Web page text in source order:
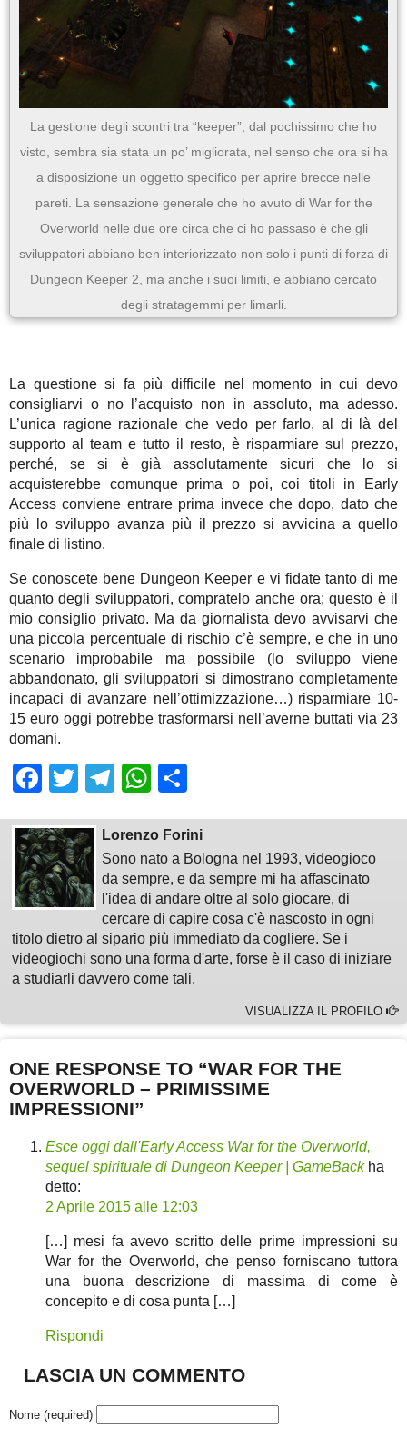
La gestione degli scontri tra “keeper”, dal pochissimo che ho
visto, sembra sia stata un po’ migliorata, nel senso che ora si ha
a disposizione un oggetto specifico per aprire brecce nelle
pareti. La sensazione generale che ho avuto di War for the
Overworld nelle due ore circa che ci ho passaso è che gli
sviluppatori abbiano ben interiorizzato non solo i punti di forza di
Dungeon Keeper 2, ma anche i suoi limiti, e abbiano cercato
degli stratagemmi per limarli.
La questione si fa più difficile nel momento in cui devo
consigliarvi o no l’acquisto non in assoluto, ma adesso.
L’unica ragione razionale che vedo per farlo, al di là del
supporto al team e tutto il resto, è risparmiare sul prezzo,
perché, se si è già assolutamente sicuri che lo si
acquisterebbe comunque prima o poi, coi titoli in Early
Access conviene entrare prima invece che dopo, dato che
più lo sviluppo avanza più il prezzo si avvicina a quello
finale di listino.
Se conoscete bene Dungeon Keeper e vi fidate tanto di me
quanto degli sviluppatori, compratelo anche ora; questo è il
mio consiglio privato. Ma da giornalista devo avvisarvi che
una piccola percentuale di rischio c’è sempre, e che in uno
scenario improbabile ma possibile (lo sviluppo viene
abbandonato, gli sviluppatori si dimostrano completamente
incapaci di avanzare nell’ottimizzazione…) risparmiare 10-
15 euro oggi potrebbe trasformarsi nell’averne buttati via 23
domani.
Facebook
TwitterTelegram
WhatsApp
Lorenzo Forini
Sono nato a Bologna nel 1993, videogioco
da sempre, e da sempre mi ha affascinato
l'idea di andare oltre al solo giocare, di
cercare di capire cosa c'è nascosto in ogni
titolo dietro al sipario più immediato da cogliere. Se i
videogiochi sono una forma d'arte, forse è il caso di iniziare
a studiarli davvero come tali.
VISUALIZZA IL PROFILO
ONE RESPONSE TO “WAR FOR THE
OVERWORLD – PRIMISSIME
IMPRESSIONI”
Esce oggi dall'Early Access War for the Overworld,
sequel spirituale di Dungeon Keeper | GameBack ha
detto:
2 Aprile 2015 alle 12:03
[…] mesi fa avevo scritto delle prime impressioni su
War for the Overworld, che penso forniscano tuttora
una buona descrizione di massima di come è
concepito e di cosa punta […]
Rispondi
LASCIA UN COMMENTO
Nome (required)